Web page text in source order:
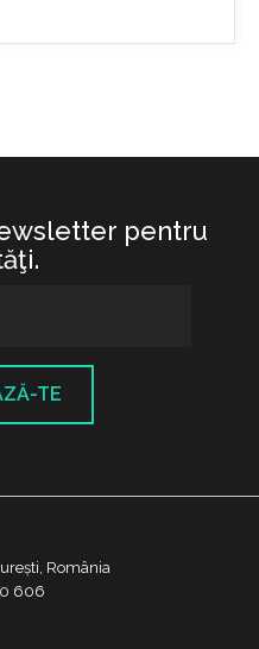
pentru
TE
România
606